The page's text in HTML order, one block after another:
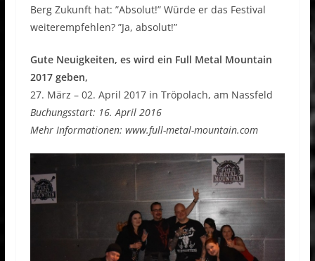
Berg Zukunft hat: ”Absolut!” Würde er das Festival
weiterempfehlen? ”Ja, absolut!”
Gute Neuigkeiten, es wird ein Full Metal Mountain
2017 geben,
27. März – 02. April 2017 in Tröpolach, am Nassfeld
Buchungsstart: 16. April 2016
Mehr Informationen: www.full-metal-mountain.com